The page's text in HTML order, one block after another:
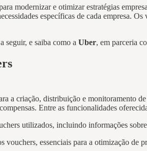
modernizar e otimizar estratégias
específicas de cada empresa. Os
seguir, e saiba como a Uber, em parceria
a criação, distribuição e monitoramento
Entre as funcionalidades
utilizados, incluindo informações
vouchers, essenciais para a otimização de